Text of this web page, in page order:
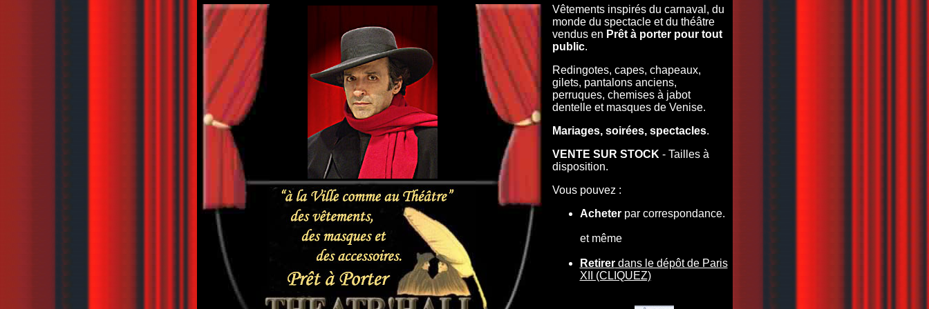
Vêtements inspirés du carnaval, du
monde du spectacle et du théâtre
vendus en Prêt à porter pour tout
public.
Redingotes, capes, chapeaux,
gilets, pantalons anciens,
perruques, chemises à jabot
dentelle et masques de Venise.
Mariages, soirées, spectacles.
VENTE SUR STOCK - Tailles à
disposition.
Vous pouvez :
Acheterpar correspondance.
et même
Retirerdans le dépôt de Paris
XII (CLIQUEZ)